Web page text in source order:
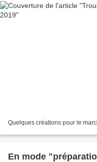
Quelques créations pour le
En mode